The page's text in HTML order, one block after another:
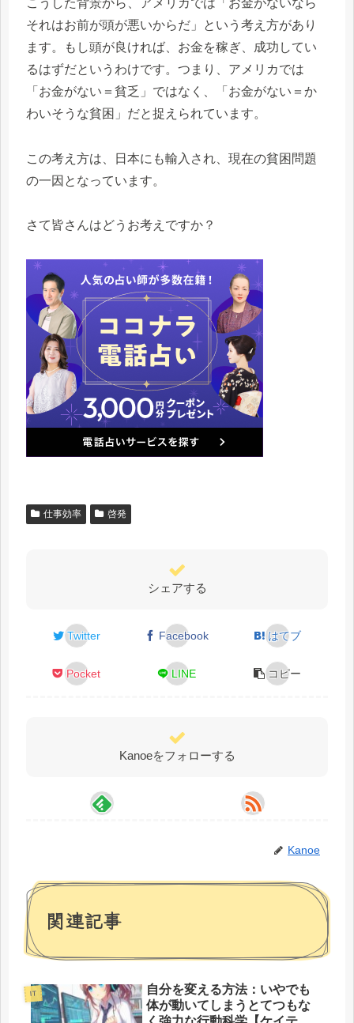
それはお前が頭が悪いからだ」という考え方があり
ます。もし頭が良ければ、お金を稼ぎ、成功してい
るはずだというわけです。つまり、アメリカでは
「お金がない＝貧乏」ではなく、「お金がない＝か
わいそうな貧困」だと捉えられています。
この考え方は、日本にも輸入され、現在の貧困問題
の一因となっています。
さて皆さんはどうお考えですか？
仕事効率 啓発
シェアする
Twitter Facebook はてブ
Pocket LINE コピー
Kanoeをフォローする
Kanoe
関連記事
IT
自分を変える方法：いやでも
体が動いてしまうとてつもな